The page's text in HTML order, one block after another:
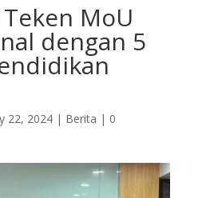
MoU
dengan 5
22, 2024| Berita | 0